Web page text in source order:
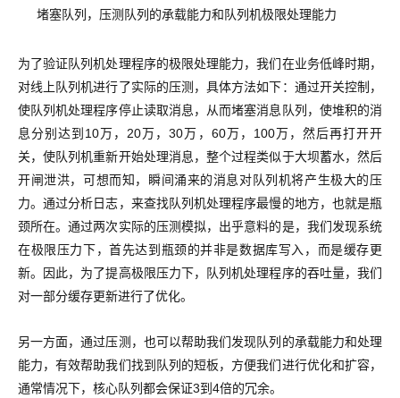
堵塞队列，压测队列的承载能力和队列机极限处理能力
为了验证队列机处理程序的极限处理能力，我们在业务低峰时期，
对线上队列机进行了实际的压测，具体方法如下：通过开关控制，
使队列机处理程序停止读取消息，从而堵塞消息队列，使堆积的消
息分别达到10万，20万，30万，60万，100万，然后再打开开
关，使队列机重新开始处理消息，整个过程类似于大坝蓄水，然后
开闸泄洪，可想而知，瞬间涌来的消息对队列机将产生极大的压
力。通过分析日志，来查找队列机处理程序最慢的地方，也就是瓶
颈所在。通过两次实际的压测模拟，出乎意料的是，我们发现系统
在极限压力下，首先达到瓶颈的并非是数据库写入，而是缓存更
新。因此，为了提高极限压力下，队列机处理程序的吞吐量，我们
对一部分缓存更新进行了优化。
另一方面，通过压测，也可以帮助我们发现队列的承载能力和处理
能力，有效帮助我们找到队列的短板，方便我们进行优化和扩容，
通常情况下，核心队列都会保证3到4倍的冗余。